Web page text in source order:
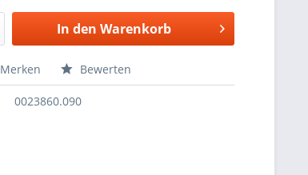
In den Warenkorb
Merken Bewerten
0023860.090